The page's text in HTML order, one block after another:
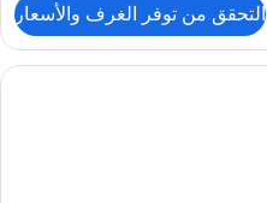
التحقق من توفر الغرف والأسعار